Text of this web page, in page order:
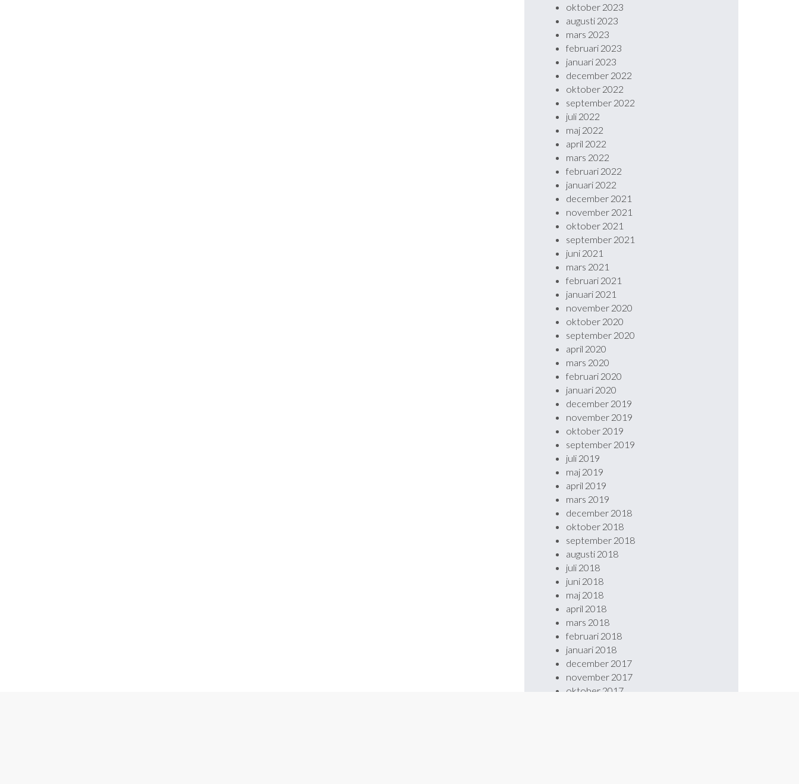
oktober 2023
augusti 2023
mars 2023
februari 2023
januari 2023
december 2022
oktober 2022
september 2022
juli 2022
maj 2022
april 2022
mars 2022
februari 2022
januari 2022
december 2021
november 2021
oktober 2021
september 2021
juni 2021
mars 2021
februari 2021
januari 2021
november 2020
oktober 2020
september 2020
april 2020
mars 2020
februari 2020
januari 2020
december 2019
november 2019
oktober 2019
september 2019
juli 2019
maj 2019
april 2019
mars 2019
december 2018
oktober 2018
september 2018
augusti 2018
juli 2018
juni 2018
maj 2018
april 2018
mars 2018
februari 2018
januari 2018
december 2017
november 2017
oktober 2017